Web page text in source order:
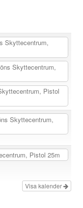
Skyttecentrum,
Skyttecentrum,
Pistol
Skyttecentrum,
Pistol 25m
Visa kalender